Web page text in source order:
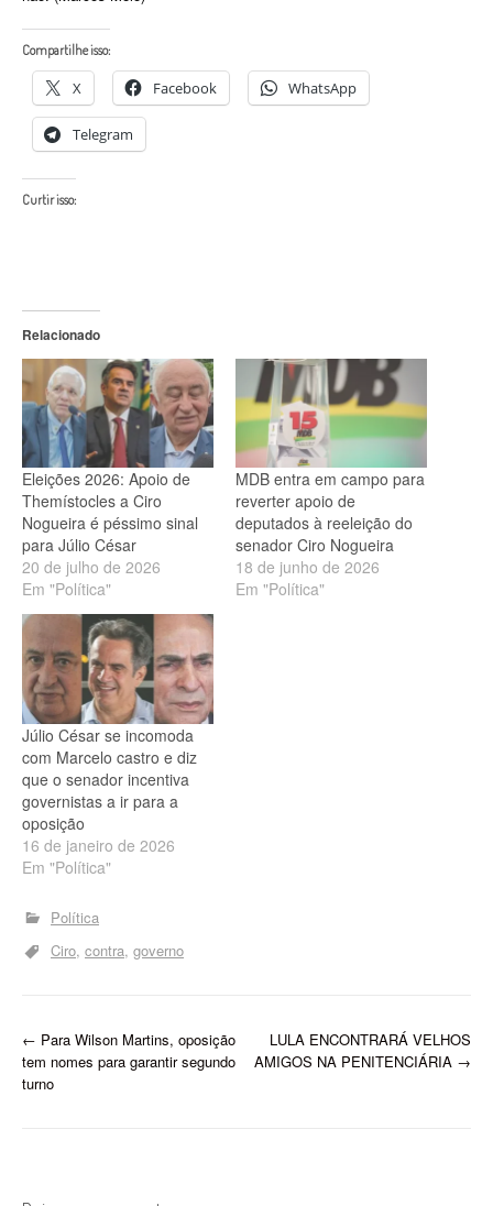
Compartilhe isso:
X Facebook WhatsApp
Telegram
Curtir isso:
Relacionado
Eleições 2026: Apoio de
Themístocles a Ciro
Nogueira é péssimo sinal
para Júlio César
20 de julho de 2026
Em "Política"
MDB entra em campo para
reverter apoio de
deputados à reeleição do
senador Ciro Nogueira
18 de junho de 2026
Em "Política"
Júlio César se incomoda
com Marcelo castro e diz
que o senador incentiva
governistas a ir para a
oposição
16 de janeiro de 2026
Em "Política"
Política
Ciro contra governo
P
o
← Para Wilson Martins, oposição
tem nomes para garantir segundo
turno
LULA ENCONTRARÁ VELHOS
AMIGOS NA PENITENCIÁRIA →